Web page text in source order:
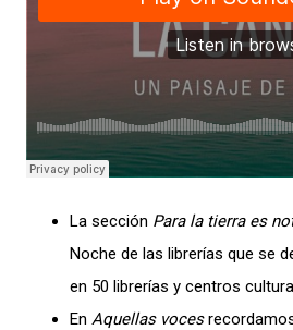
La sección Para la tierra es
Noche de las librerías que se
en 50 librerías y centros
En Aquellas voces